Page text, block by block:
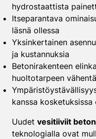
hydrostaattista
Itseparantava
läsnä ollessa
Yksinkertainen
ja kustannuksia
Betonirakenteen
huoltotarpeen
kanssa
Uudet vesitiiviit
teknologialla ovat